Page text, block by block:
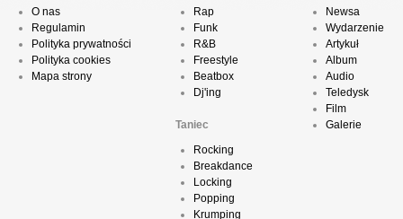
O nas
Regulamin
Polityka prywatności
Polityka cookies
Mapa strony
Rap
Funk
R&B
Freestyle
Beatbox
Dj'ing
Taniec
Rocking
Breakdance
Locking
Popping
Krumping
Newsa
Wydarzenie
Artykuł
Album
Audio
Teledysk
Film
Galerie